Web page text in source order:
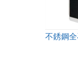
不銹鋼